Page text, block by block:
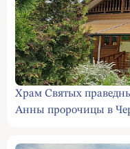
Храм Святых
Анны пророчицы в